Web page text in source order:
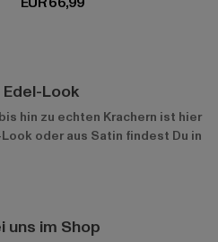
Edel-Look
hin zu echten Krachern ist hier
oder aus Satin findest Du in
uns im Shop